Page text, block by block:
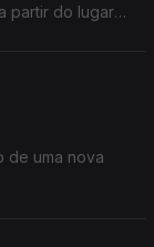
partir do lugar
de uma nova